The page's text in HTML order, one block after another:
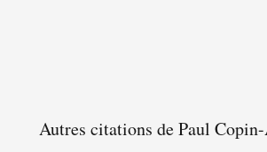
Autres citations de Paul